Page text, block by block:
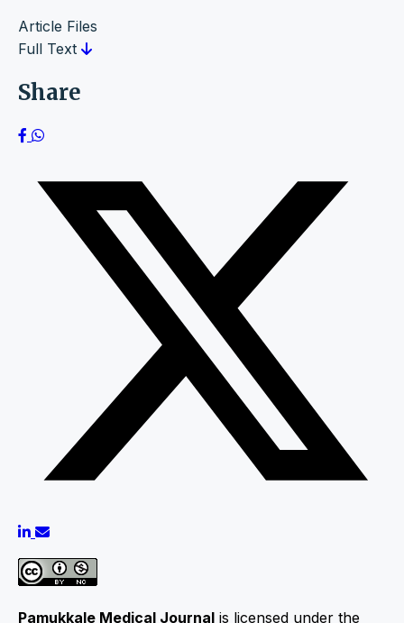
Article Files
Full Text
Share
Pamukkale Medical Journal is licensed under the